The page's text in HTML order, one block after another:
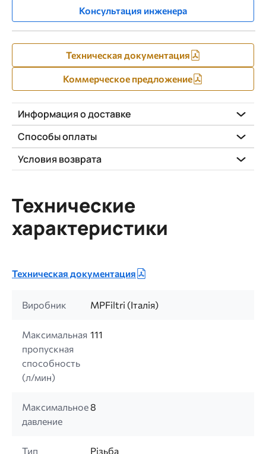
Консультация инженера
Техническая документация
Коммерческое предложение
Информация о доставке
Способы оплаты
Условия возврата
Технические
характеристики
Техническая документация
Виробник MPFiltri (Італія)
Максимальная
пропускная
способность
(л/мин)
111
Максимальное
давление
8
Тип
Різьба